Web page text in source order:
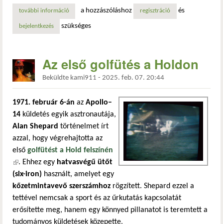
további információa magnavox megszerzi a videojátékok licencét
a hozzászóláshoz regisztráció és
bejelentkezés szükséges
Az első golfütés a Holdon
Beküldte kami911 - 2025. feb. 07. 20:44
1971. február 6-án az Apollo–
14 küldetés egyik asztronautája,
Alan Shepard történelmet írt
azzal, hogy végrehajtotta az
első golfütést a Hold felszínén
(külső hivatkozás)
. Ehhez egy hatvasvégű ütőt
(six-iron) használt, amelyet egy
kőzetmintavevő szerszámhoz rögzített. Shepard ezzel a
tettével nemcsak a sport és az űrkutatás kapcsolatát
erősítette meg, hanem egy könnyed pillanatot is teremtett a
tudományos küldetések közepette.